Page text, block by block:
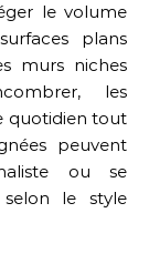
le volume
plans
murs niches
les
quotidien tout
peuvent
ou se
le style